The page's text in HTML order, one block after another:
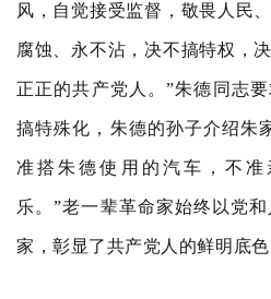
风，自觉接受监督，敬畏人民
腐蚀、永不沾，决不搞特权，
正正的共产党人。”朱德同志
搞特殊化，朱德的孙子介绍朱
准搭朱德使用的汽车，不
乐。”老一辈革命家始终以党
家，彰显了共产党人的鲜明底色